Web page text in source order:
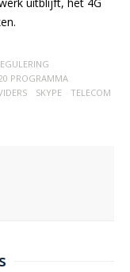
PROGRAMMA
SKYPE
TELECOM